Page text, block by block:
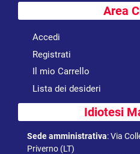
Area
Accedi
Registrati
Il mio Carrello
Lista dei desideri
Idiotesi
Sede amministrativa:Via
Priverno (LT)